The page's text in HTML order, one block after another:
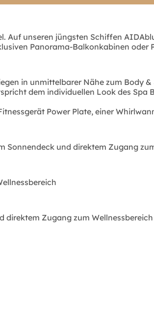
Auf unseren jüngsten Schiffen
Panorama-Balkonkabinen
in unmittelbarer Nähe zum Body
dem individuellen Look des
Power Plate, einer
Sonnendeck und direktem Zugang
direktem Zugang zum Wellnessbereich